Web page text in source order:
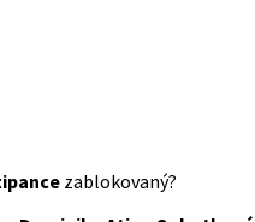
zablokovaný?